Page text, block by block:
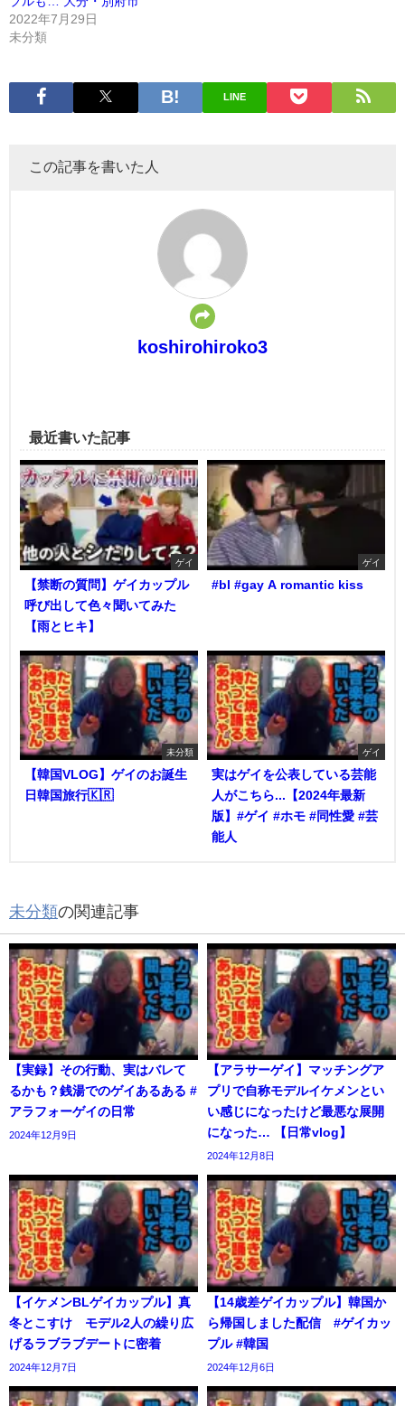
2022年7月29日
未分類
LINE
この記事を書いた人
koshirohiroko3
最近書いた記事
ゲイ
【禁断の質問】ゲイカップル
呼び出して色々聞いてみた
【雨とヒキ】
ゲイ
#bl #gay A romantic kiss
未分類
【韓国VLOG】ゲイのお誕生
日韓国旅行🇰🇷
ゲイ
実はゲイを公表している芸能
人がこちら...【2024年最新
版】#ゲイ #ホモ #同性愛 #芸
能人
未分類の関連記事
【実録】その行動、実はバレて
るかも？銭湯でのゲイあるある #
アラフォーゲイの日常
2024年12月9日
【アラサーゲイ】マッチングア
プリで自称モデルイケメンとい
い感じになったけど最悪な展開
になった… 【日常vlog】
2024年12月8日
【イケメンBLゲイカップル】真
冬とこすけ モデル2人の繰り広
げるラブラブデートに密着
2024年12月7日
【14歳差ゲイカップル】韓国か
ら帰国しました配信 #ゲイカッ
プル #韓国
2024年12月6日